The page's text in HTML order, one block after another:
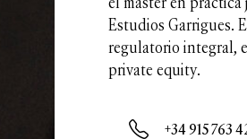
Estudios Garrigues.
regulatorio integral,
private equity.
+34 915 763